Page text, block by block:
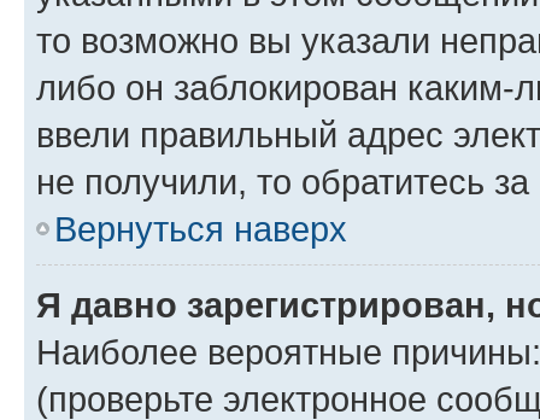
то возможно вы указали
либо он заблокирован
ввели правильный адрес
не получили, то обратитесь
Вернуться наверх
Я давно зарегистрирован,
Наиболее вероятные
(проверьте электронное